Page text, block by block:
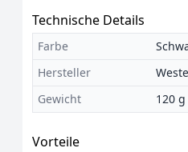
Technische Details
Farbe
Hersteller
Gewicht
120 g
Vorteile